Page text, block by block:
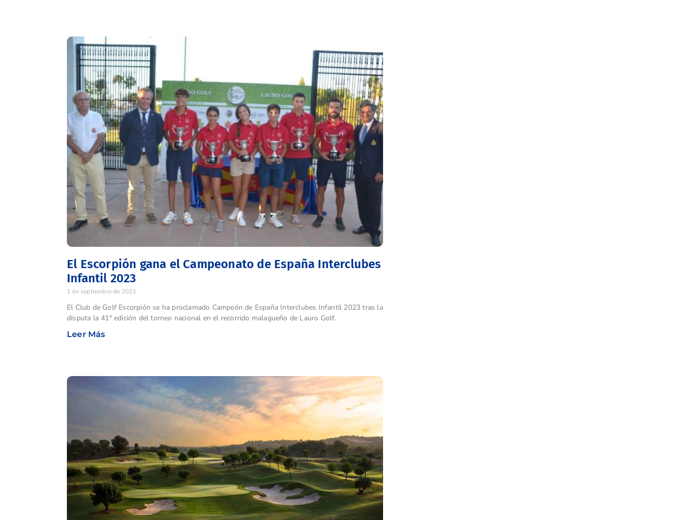
El Escorpión gana el Campeonato de España Interclubes
Infantil 2023
1 de septiembre de 2023
El Club de Golf Escorpión se ha proclamado Campeón de España Interclubes Infantil 2023 tras la
disputa la 41ª edición del torneo nacional en el recorrido malagueño de Lauro Golf.
Leer Más